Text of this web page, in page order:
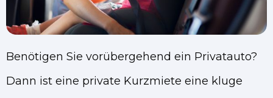
Benötigen Sie vorübergehend ein Privatauto?
Dann ist eine private Kurzmiete eine kluge